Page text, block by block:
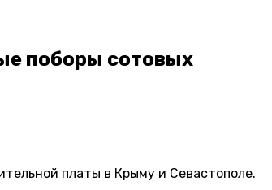
поборы сотовых
платы в Крыму и Севастополе.